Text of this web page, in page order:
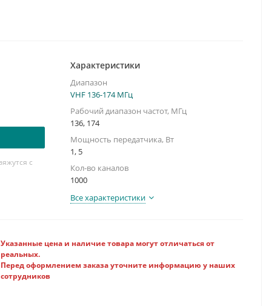
с
Характеристики
Диапазон
VHF 136-174 МГц
Рабочий диапазон частот, МГц
136, 174
Мощность передатчика, Вт
1, 5
Кол-во каналов
1000
Все характеристики
Указанные цена и наличие товара могут отличаться от
реальных.
Перед оформлением заказа уточните информацию у наших
сотрудников